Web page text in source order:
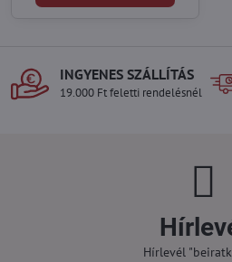
INGYENES SZÁLLÍTÁS
19.000 Ft feletti rendelésnél
Hírlevél